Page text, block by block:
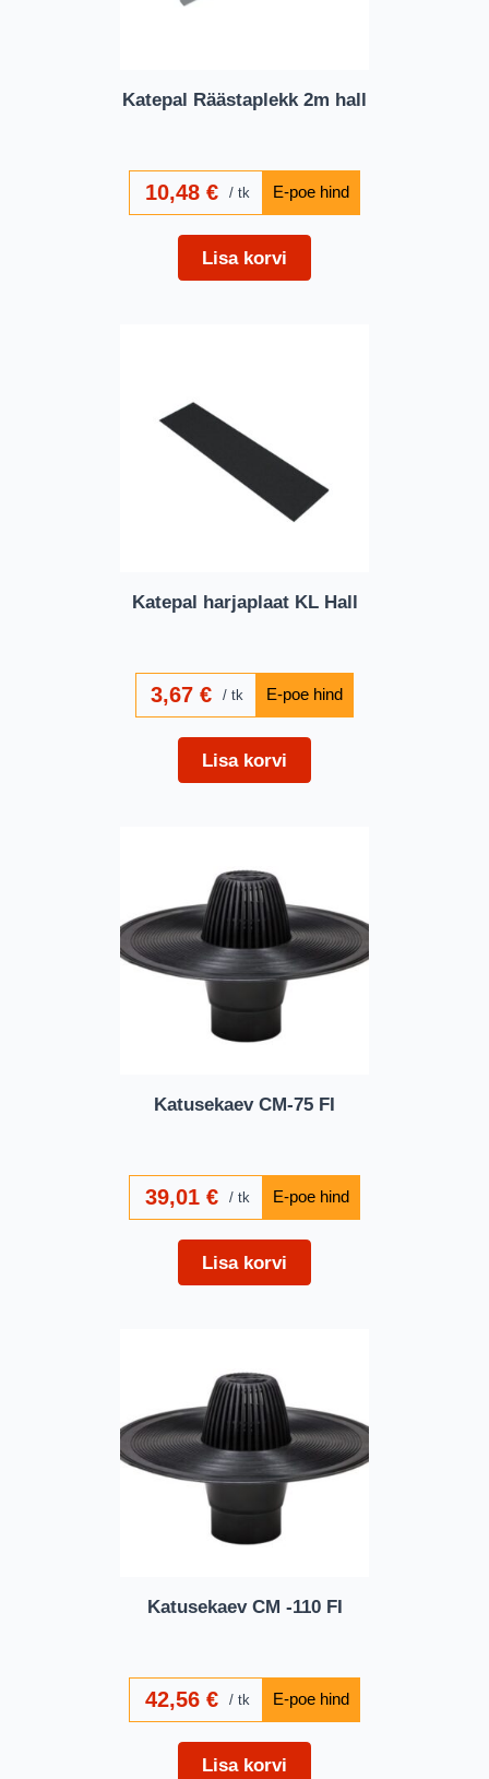
Katepal Räästaplekk 2m hall
10,48 € tk
Lisa korvi
Katepal harjaplaat KL Hall
3,67€ tk
Lisa korvi
Katusekaev CM-75 FI
39,01 € tk
Lisa korvi
Katusekaev CM -110 FI
42,56 € tk
Lisa korvi